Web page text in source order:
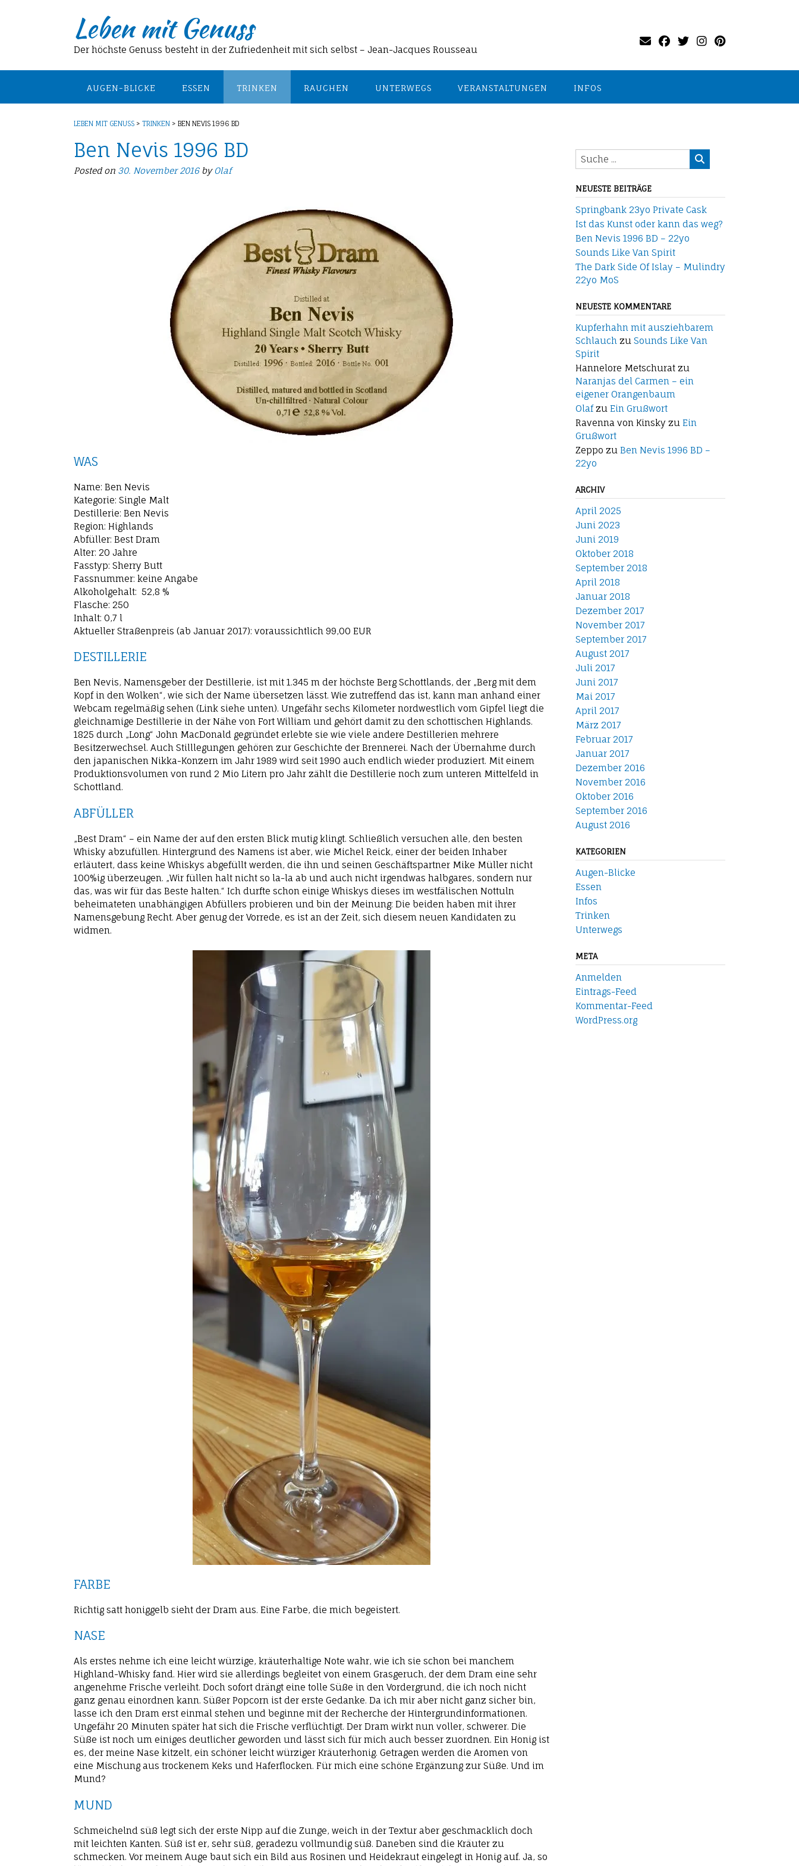
Leben mit Genuss
Der höchste Genuss besteht in der Zufriedenheit mit sich selbst – Jean-Jacques Rousseau
AUGEN-BLICKE ESSEN TRINKEN RAUCHEN UNTERWEGS VERANSTALTUNGEN INFOS
LEBEN MIT GENUSS > TRINKEN > BEN NEVIS 1996 BD
Ben Nevis 1996 BD
Posted on 30. November 2016by Olaf
WAS
Name: Ben Nevis
Kategorie: Single Malt
Destillerie: Ben Nevis
Region: Highlands
Abfüller: Best Dram
Alter: 20 Jahre
Fasstyp: Sherry Butt
Fassnummer: keine Angabe
Alkoholgehalt: 52,8 %
Flasche: 250
Inhalt: 0,7 l
Aktueller Straßenpreis (ab Januar 2017): voraussichtlich 99,00 EUR
DESTILLERIE
Ben Nevis, Namensgeber der Destillerie, ist mit 1.345 m der höchste Berg Schottlands, der „Berg mit dem
Kopf in den Wolken“, wie sich der Name übersetzen lässt. Wie zutreffend das ist, kann man anhand einer
Webcam regelmäßig sehen (Link siehe unten). Ungefähr sechs Kilometer nordwestlich vom Gipfel liegt die
gleichnamige Destillerie in der Nähe von Fort William und gehört damit zu den schottischen Highlands.
1825 durch „Long“ John MacDonald gegründet erlebte sie wie viele andere Destillerien mehrere
Besitzerwechsel. Auch Stilllegungen gehören zur Geschichte der Brennerei. Nach der Übernahme durch
den japanischen Nikka-Konzern im Jahr 1989 wird seit 1990 auch endlich wieder produziert. Mit einem
Produktionsvolumen von rund 2 Mio Litern pro Jahr zählt die Destillerie noch zum unteren Mittelfeld in
Schottland.
ABFÜLLER
„Best Dram“ – ein Name der auf den ersten Blick mutig klingt. Schließlich versuchen alle, den besten
Whisky abzufüllen. Hintergrund des Namens ist aber, wie Michel Reick, einer der beiden Inhaber
erläutert, dass keine Whiskys abgefüllt werden, die ihn und seinen Geschäftspartner Mike Müller nicht
100%ig überzeugen. „Wir füllen halt nicht so la-la ab und auch nicht irgendwas halbgares, sondern nur
das, was wir für das Beste halten.“ Ich durfte schon einige Whiskys dieses im westfälischen Nottuln
beheimateten unabhängigen Abfüllers probieren und bin der Meinung: Die beiden haben mit ihrer
Namensgebung Recht. Aber genug der Vorrede, es ist an der Zeit, sich diesem neuen Kandidaten zu
widmen.
FARBE
Richtig satt honiggelb sieht der Dram aus. Eine Farbe, die mich begeistert.
NASE
Als erstes nehme ich eine leicht würzige, kräuterhaltige Note wahr, wie ich sie schon bei manchem
Highland-Whisky fand. Hier wird sie allerdings begleitet von einem Grasgeruch, der dem Dram eine sehr
angenehme Frische verleiht. Doch sofort drängt eine tolle Süße in den Vordergrund, die ich noch nicht
ganz genau einordnen kann. Süßer Popcorn ist der erste Gedanke. Da ich mir aber nicht ganz sicher bin,
lasse ich den Dram erst einmal stehen und beginne mit der Recherche der Hintergrundinformationen.
Ungefähr 20 Minuten später hat sich die Frische verflüchtigt. Der Dram wirkt nun voller, schwerer. Die
Süße ist noch um einiges deutlicher geworden und lässt sich für mich auch besser zuordnen. Ein Honig ist
es, der meine Nase kitzelt, ein schöner leicht würziger Kräuterhonig. Getragen werden die Aromen von
eine Mischung aus trockenem Keks und Haferflocken. Für mich eine schöne Ergänzung zur Süße. Und im
Mund?
MUND
Schmeichelnd süß legt sich der erste Nipp auf die Zunge, weich in der Textur aber geschmacklich doch
mit leichten Kanten. Süß ist er, sehr süß, geradezu vollmundig süß. Daneben sind die Kräuter zu
schmecken. Vor meinem Auge baut sich ein Bild aus Rosinen und Heidekraut eingelegt in Honig auf. Ja, so
NEUESTE BEITRÄGE
Springbank 23yo Private Cask
Ist das Kunst oder kann das weg?
Ben Nevis 1996 BD – 22yo
Sounds Like Van Spirit
The Dark Side Of Islay – Mulindry
22yo MoS
NEUESTE KOMMENTARE
Kupferhahn mit ausziehbarem
Schlauchzu Sounds Like Van
Spirit
Hannelore Metschuratzu
Naranjas del Carmen – ein
eigener Orangenbaum
Olafzu Ein Grußwort
Ravenna von Kinskyzu Ein
Grußwort
Zeppo zu Ben Nevis 1996 BD –
22yo
ARCHIV
April 2025
Juni 2023
Juni 2019
Oktober 2018
September 2018
April 2018
Januar 2018
Dezember 2017
November 2017
September 2017
August 2017
Juli 2017
Juni 2017
Mai 2017
April 2017
März 2017
Februar 2017
Januar 2017
Dezember 2016
November 2016
Oktober 2016
September 2016
August 2016
KATEGORIEN
Augen-Blicke
Essen
Infos
Trinken
Unterwegs
META
Anmelden
Eintrags-Feed
Kommentar-Feed
WordPress.org